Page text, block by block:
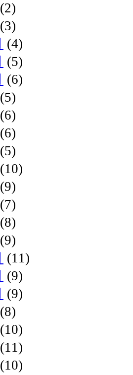
(2)
(3)
(4)
(5)
(6)
(5)
(6)
(6)
(5)
(10)
(9)
(7)
(8)
(9)
(11)
(9)
(9)
(8)
(10)
(11)
(10)